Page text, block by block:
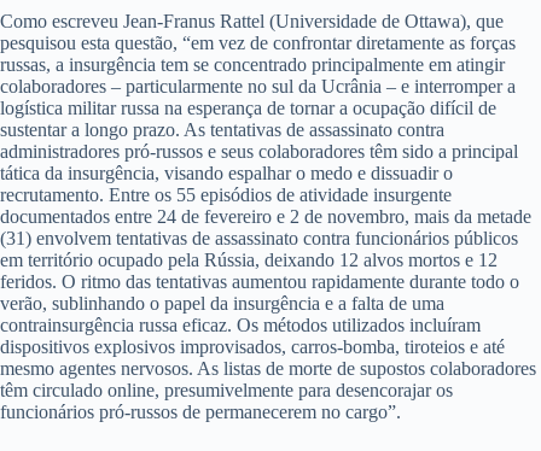
Como escreveu Jean-Franus Rattel (Universidade de Ottawa), que
pesquisou esta questão, “em vez de confrontar diretamente as forças
russas, a insurgência tem se concentrado principalmente em atingir
colaboradores – particularmente no sul da Ucrânia – e interromper a
logística militar russa na esperança de tornar a ocupação difícil de
sustentar a longo prazo. As tentativas de assassinato contra
administradores pró-russos e seus colaboradores têm sido a principal
tática da insurgência, visando espalhar o medo e dissuadir o
recrutamento. Entre os 55 episódios de atividade insurgente
documentados entre 24 de fevereiro e 2 de novembro, mais da metade
(31) envolvem tentativas de assassinato contra funcionários públicos
em território ocupado pela Rússia, deixando 12 alvos mortos e 12
feridos. O ritmo das tentativas aumentou rapidamente durante todo o
verão, sublinhando o papel da insurgência e a falta de uma
contrainsurgência russa eficaz. Os métodos utilizados incluíram
dispositivos explosivos improvisados, carros-bomba, tiroteios e até
mesmo agentes nervosos. As listas de morte de supostos colaboradores
têm circulado online, presumivelmente para desencorajar os
funcionários pró-russos de permanecerem no cargo”.